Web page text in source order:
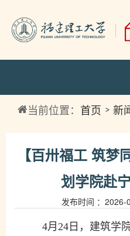
当前位置： 首页 新
【百卅福工 筑
划学院赴
发布时间 ：
4月 24 日，建筑学